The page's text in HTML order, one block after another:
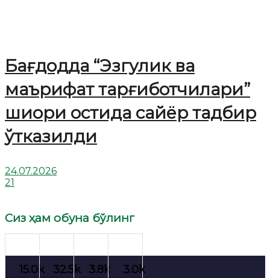
Бағдодда “Эзгулик ва
маърифат тарғиботчилари”
шиори остида сайёр тадбир
ўтказилди
24.07.2026
21
Сиз ҳам обуна бўлинг